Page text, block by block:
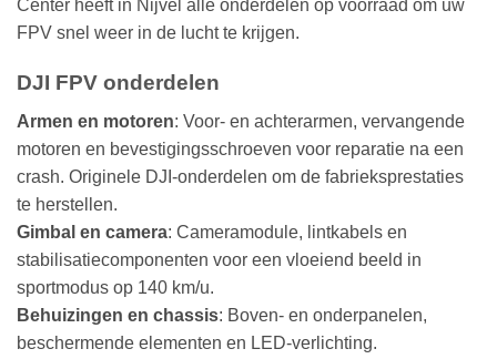
de
Center heeft in Nijvel alle onderdelen op voorraad om uw
FPV snel weer in de lucht te krijgen.
DJI FPV onderdelen
Armen en motoren: Voor- en achterarmen, vervangende
motoren en bevestigingsschroeven voor reparatie na een
crash. Originele DJI-onderdelen om de fabrieksprestaties
te herstellen.
Gimbal en camera: Cameramodule, lintkabels en
stabilisatiecomponenten voor een vloeiend beeld in
sportmodus op 140 km/u.
Behuizingen en chassis: Boven- en onderpanelen,
beschermende elementen en LED-verlichting.